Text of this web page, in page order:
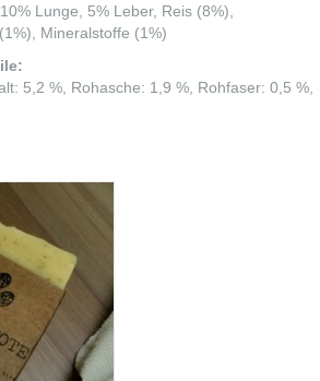
Lunge, 5% Leber, Reis (8%),
Mineralstoffe (1%)
5,2 %, Rohasche: 1,9 %, Rohfaser: 0,5 %,